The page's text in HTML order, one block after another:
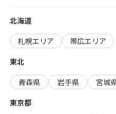
北海道
札幌エリア
帯広エリア
東北
青森県
岩手県 宮城
東京都